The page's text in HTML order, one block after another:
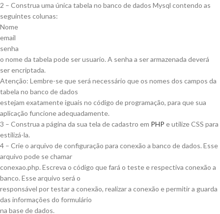
2 – Construa uma única tabela no banco de dados Mysql contendo as
seguintes colunas:
Nome
email
senha
o nome da tabela pode ser usuario. A senha a ser armazenada deverá
ser encriptada.
Atenção: Lembre-se que será necessário que os nomes dos campos da
tabela no banco de dados
estejam exatamente iguais no código de programação, para que sua
aplicação funcione adequadamente.
3 – Construa a página da sua tela de cadastro em PHP e utilize CSS para
estilizá-la.
4 – Crie o arquivo de configuração para conexão a banco de dados. Esse
arquivo pode se chamar
conexao.php. Escreva o código que fará o teste e respectiva conexão a
banco. Esse arquivo será o
responsável por testar a conexão, realizar a conexão e permitir a guarda
das informações do formulário
na base de dados.